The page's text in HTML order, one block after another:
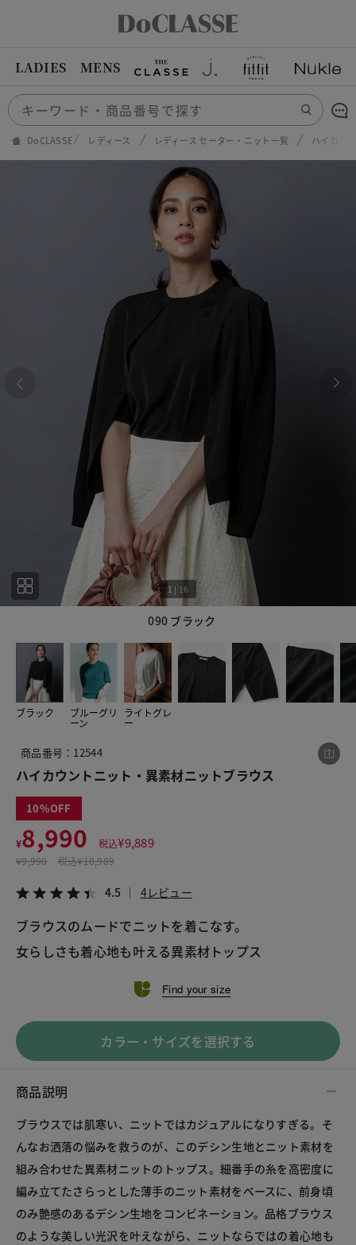
LADIES MENS
DoCLASSE レディース レディース セーター・ニット一覧 ハイカウ
090 ブラック
1 | 16
ブラック ブルーグリ
ーン
ライトグレ
ー
1
商品番号：12544
ハイカウントニット・異素材ニットブラウス
10
¥8,990 税込¥9,889
¥9,990 税込¥10,989
4.5 4レビュー
ブラウスのムードでニットを着こなす。
女らしさも着心地も叶える異素材トップス
Find your size
カラー・サイズを選択する
商品説明
ブラウスでは肌寒い、ニットではカジュアルになりすぎる。そ
んなお洒落の悩みを救うのが、このデシン生地とニット素材を
組み合わせた異素材ニットのトップス。細番手の糸を高密度に
編み立てたさらっとした薄手のニット素材をベースに、前身頃
のみ艶感のあるデシン生地をコンビネーション。品格ブラウス
のような美しい光沢を叶えながら、ニットならではの着心地も
この商品をシェアする
¥8,990
税込¥9,889
LINE X メール